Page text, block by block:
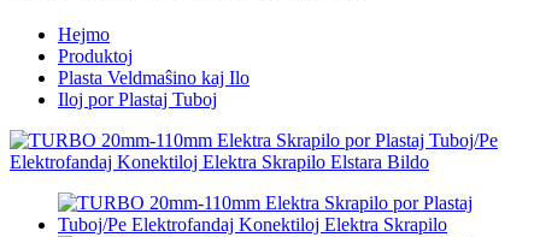
Hejmo
Produktoj
Plasta Veldmaŝino kaj Ilo
Iloj por Plastaj Tuboj